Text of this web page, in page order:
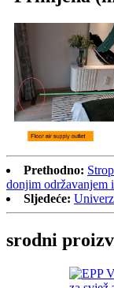
Prethodno:
donjim održavanjem
Sljedeće:
srodni